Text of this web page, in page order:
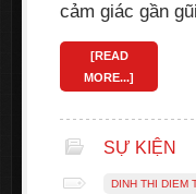
cảm giác gần
[READ
MORE...]
SỰ KIỆN
DINH THI DIEM